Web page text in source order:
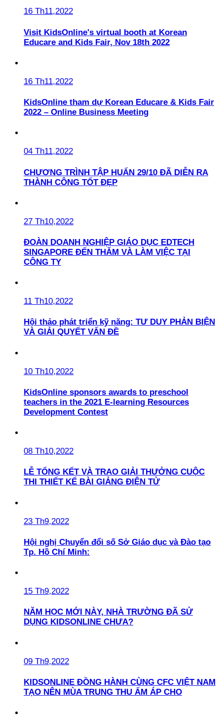
16 Th11,2022
Visit KidsOnline's virtual booth at Korean
Educare and Kids Fair, Nov 18th 2022
16 Th11,2022
KidsOnline tham dự Korean Educare & Kids Fair
2022 – Online Business Meeting
04 Th11,2022
CHƯƠNG TRÌNH TẬP HUẤN 29/10 ĐÃ DIỄN RA
THÀNH CÔNG TỐT ĐẸP
27 Th10,2022
ĐOÀN DOANH NGHIỆP GIÁO DỤC EDTECH
SINGAPORE ĐẾN THĂM VÀ LÀM VIỆC TẠI
CÔNG TY
11 Th10,2022
Hội thảo phát triển kỹ năng: TƯ DUY PHẢN BIỆN
VÀ GIẢI QUYẾT VẤN ĐỀ
10 Th10,2022
KidsOnline sponsors awards to preschool
teachers in the 2021 E-learning Resources
Development Contest
08 Th10,2022
LỄ TỔNG KẾT VÀ TRAO GIẢI THƯỞNG CUỘC
THI THIẾT KẾ BÀI GIẢNG ĐIỆN TỬ
23 Th9,2022
Hội nghị Chuyển đổi số Sở Giáo dục và Đào tạo
Tp. Hồ Chí Minh:
15 Th9,2022
NĂM HỌC MỚI NÀY, NHÀ TRƯỜNG ĐÃ SỬ
DỤNG KIDSONLINE CHƯA?
09 Th9,2022
KIDSONLINE ĐỒNG HÀNH CÙNG CFC VIỆT NAM
TẠO NÊN MÙA TRUNG THU ẤM ÁP CHO